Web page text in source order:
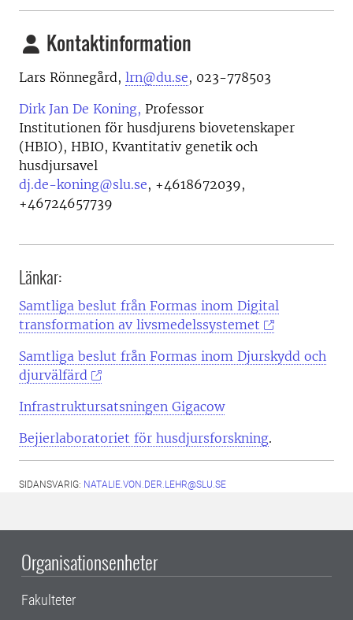
Kontaktinformation
Lars Rönnegård, lrn@du.se, 023-778503
Dirk Jan De Koning, Professor
Institutionen för husdjurens biovetenskaper
(HBIO), HBIO, Kvantitativ genetik och
husdjursavel
dj.de-koning@slu.se, +4618672039,
+46724657739
Länkar:
Samtliga beslut från Formas inom Digital
transformation av livsmedelssystemet
Samtliga beslut från Formas inom Djurskydd och
djurvälfärd
Infrastruktursatsningen Gigacow
Bejierlaboratoriet för husdjursforskning.
SIDANSVARIG: NATALIE.VON.DER.LEHR@SLU.SE
Organisationsenheter
Fakulteter